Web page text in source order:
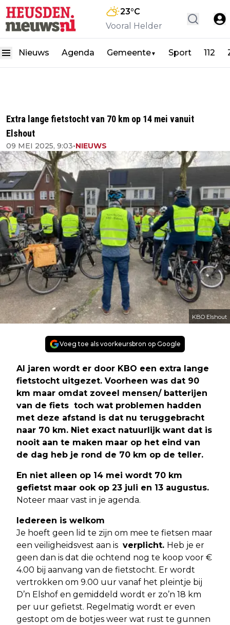
23°C
Vooral Helder
Nieuws Agenda Gemeente▼ Sport 112
Extra lange fietstocht van 70 km op 14 mei vanuit
Elshout
09 MEI 2025, 9:03•NIEUWS
KBO Elshout
Voeg toe als voorkeursbron op Google
Al jaren wordt er door KBO een extra lange
fietstocht uitgezet. Voorheen was dat 90
km maar omdat zoveel mensen/ batterijen
van de fiets toch wat problemen hadden
met deze afstand is dat nu teruggebracht
naar 70 km. Niet exact natuurlijk want dat is
nooit aan te maken maar op het eind van
de dag heb je rond de 70 km op de teller.
En niet alleen op 14 mei wordt 70 km
gefietst maar ook op 23 juli en 13 augustus.
Noteer maar vast in je agenda.
Iedereen is welkom
Je hoeft geen lid te zijn om mee te fietsen maar
een veiligheidsvest aan is verplicht. Heb je er
geen dan is dat die ochtend nog te koop voor €
4.00 bij aanvang van de fietstocht. Er wordt
vertrokken om 9.00 uur vanaf het pleintje bij
D’n Elshof en gemiddeld wordt er zo’n 18 km
per uur gefietst. Regelmatig wordt er even
gestopt om de botjes weer wat rust te gunnen